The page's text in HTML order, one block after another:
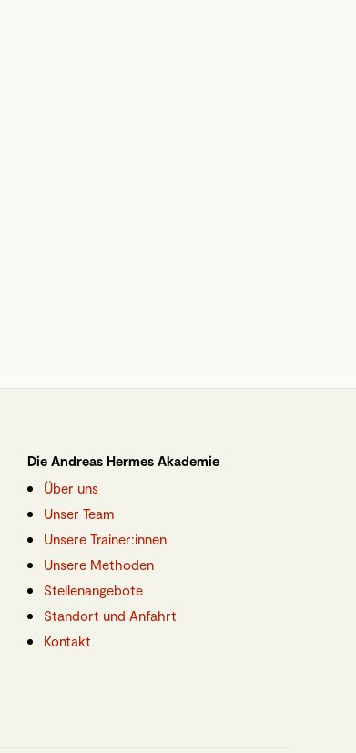
Die Andreas Hermes Akademie
Über uns
Unser Team
Unsere Trainer:innen
Unsere Methoden
Stellenangebote
Standort und Anfahrt
Kontakt